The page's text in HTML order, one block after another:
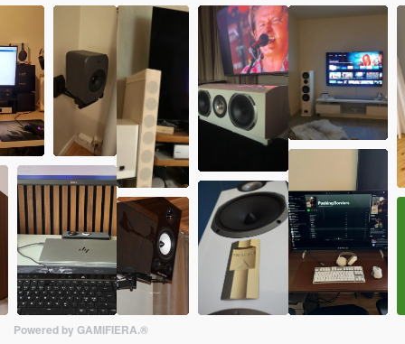
Powered by GAMIFIERA.®